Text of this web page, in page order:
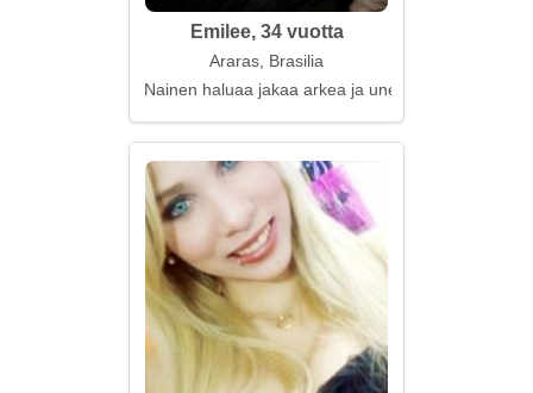
Emilee, 34 vuotta
Araras, Brasilia
Nainen haluaa jakaa arkea ja unelmia